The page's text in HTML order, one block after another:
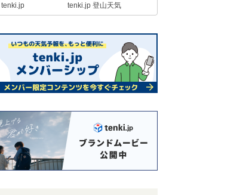
tenki.jp tenki.jp 登山天気